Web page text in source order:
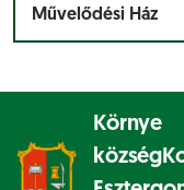
Művelődési Ház
Környe
község